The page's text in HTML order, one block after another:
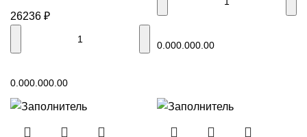
26236 ₽
0.000.000.00
0.000.000.00